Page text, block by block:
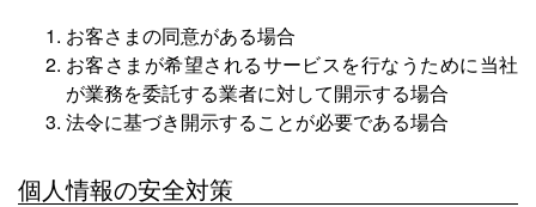
お客さまの同意がある場合
お客さまが希望されるサービスを行なうために当社
が業務を委託する業者に対して開示する場合
法令に基づき開示することが必要である場合
個人情報の安全対策